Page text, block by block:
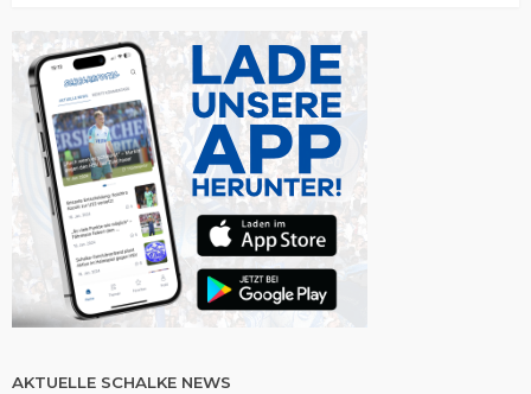
AKTUELLE SCHALKE NEWS